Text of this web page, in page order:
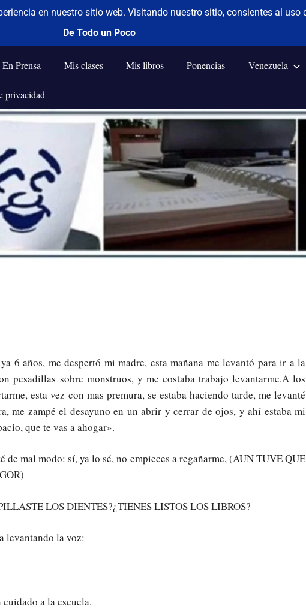
En Prensa Mis clases Mis libros Ponencias Venezuela
privacidad
6 años, me despertó mi madre, esta mañana me levantó para ir a la
pesadillas sobre monstruos, y me costaba trabajo levantarme.A los
esta vez con mas premura, se estaba haciendo tarde, me levanté
me zampé el desayuno en un abrir y cerrar de ojos, y ahí estaba mi
que te vas a ahogar».
de mal modo: sí, ya lo sé, no empieces a regañarme, (AUN TUVE QUE
LOS DIENTES?¿TIENES LISTOS LOS LIBROS?
levantando la voz:
a la escuela.